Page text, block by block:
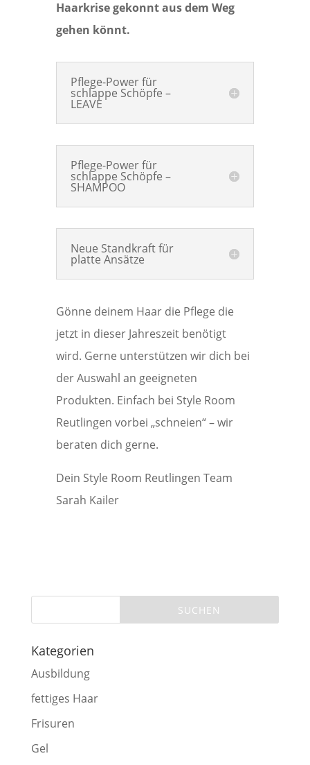
Haarkrise gekonnt aus dem Weg
gehen könnt.
Pflege-Power für
schlappe Schöpfe –
LEAVE
Pflege-Power für
schlappe Schöpfe –
SHAMPOO
Neue Standkraft für
platte Ansätze
Gönne deinem Haar die Pflege die
jetzt in dieser Jahreszeit benötigt
wird. Gerne unterstützen wir dich bei
der Auswahl an geeigneten
Produkten. Einfach bei Style Room
Reutlingen vorbei „schneien“ – wir
beraten dich gerne.
Dein Style Room Reutlingen Team
Sarah Kailer
Kategorien
Ausbildung
fettiges Haar
Frisuren
Gel